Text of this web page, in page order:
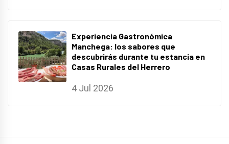
Experiencia Gastronómica
Manchega: los sabores que
descubrirás durante tu estancia en
Casas Rurales del Herrero
4 Jul 2026